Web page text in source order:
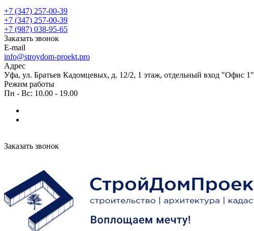
+7 (347) 257-00-39
+7 (347) 257-00-39
+7 (987) 038-95-65
Заказать звонок
E-mail
info@stroydom-proekt.pro
Адрес
Уфа, ул. Братьев Кадомцевых, д. 12/2, 1 этаж, отдельный вход "Офис 1"
Режим работы
Пн - Вс: 10.00 - 19.00
Заказать звонок